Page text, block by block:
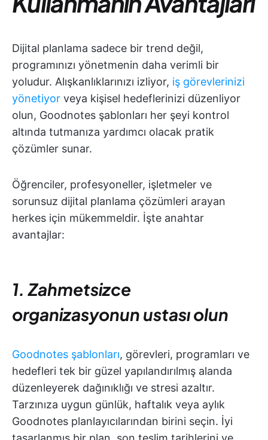
Dijital planlama sadece bir trend değil,
programınızı yönetmenin daha verimli bir
yoludur. Alışkanlıklarınızı izliyor, iş görevlerinizi
yönetiyor veya kişisel hedeflerinizi düzenliyor
olun, Goodnotes şablonları her şeyi kontrol
altında tutmanıza yardımcı olacak pratik
çözümler sunar.
Öğrenciler, profesyoneller, işletmeler ve
sorunsuz dijital planlama çözümleri arayan
herkes için mükemmeldir. İşte anahtar
avantajlar:
1. Zahmetsizce
organizasyonun ustası olun
Goodnotes şablonları, görevleri, programları ve
hedefleri tek bir güzel yapılandırılmış alanda
düzenleyerek dağınıklığı ve stresi azaltır.
Tarzınıza uygun günlük, haftalık veya aylık
Goodnotes planlayıcılarından birini seçin. İyi